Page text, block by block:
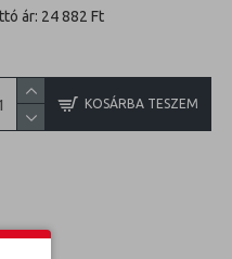
ár: 24 882 Ft
KOSÁRBA TESZEM